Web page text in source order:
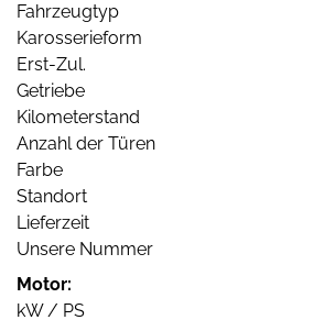
Fahrzeugtyp
Karosserieform
Erst-Zul.
Getriebe
Kilometerstand
Anzahl der Türen
Farbe
Standort
Lieferzeit
Unsere Nummer
Motor:
kW / PS